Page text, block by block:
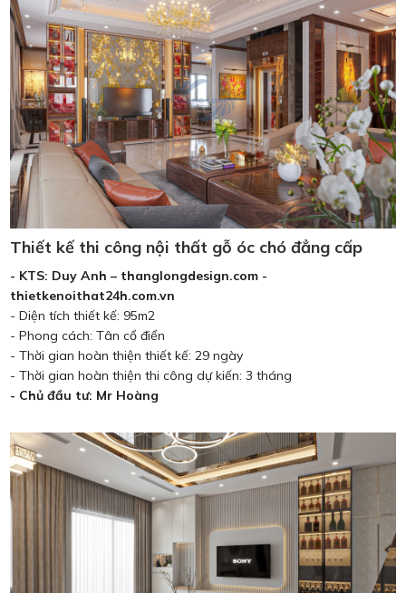
Thiết kế thi công nội thất gỗ óc chó đẳng cấp
- KTS: Duy Anh – thanglongdesign.com -
thietkenoithat24h.com.vn
- Diện tích thiết kế: 95m2
- Phong cách: Tân cổ điển
- Thời gian hoàn thiện thiết kế: 29 ngày
- Thời gian hoàn thiện thi công dự kiến: 3 tháng
- Chủ đầu tư: Mr Hoàng